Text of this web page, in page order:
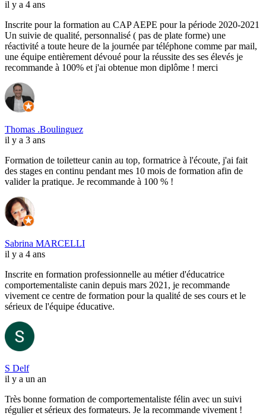
il y a 4 ans
Inscrite pour la formation au CAP AEPE pour la période 2020-2021
Un suivie de qualité, personnalisé ( pas de plate forme) une
réactivité a toute heure de la journée par téléphone comme par mail,
une équipe entièrement dévoué pour la réussite des ses élevés je
recommande à 100% et j'ai obtenue mon diplôme ! merci
Thomas .Boulinguez
il y a 3 ans
Formation de toiletteur canin au top, formatrice à l'écoute, j'ai fait
des stages en continu pendant mes 10 mois de formation afin de
valider la pratique. Je recommande à 100 % !
Sabrina MARCELLI
il y a 4 ans
Inscrite en formation professionnelle au métier d'éducatrice
comportementaliste canin depuis mars 2021, je recommande
vivement ce centre de formation pour la qualité de ses cours et le
sérieux de l'équipe éducative.
S Delf
il y a un an
Très bonne formation de comportementaliste félin avec un suivi
régulier et sérieux des formateurs. Je la recommande vivement !